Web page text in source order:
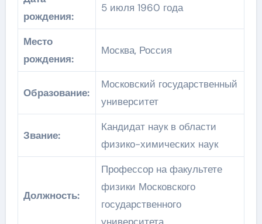
рождения:
5 июля 1960 года
Место
рождения:
Москва, Россия
Образование:
Московский государственный
университет
Звание:
Кандидат наук в области
физико-химических наук
Должность:
Профессор на факультете
физики Московского
государственного